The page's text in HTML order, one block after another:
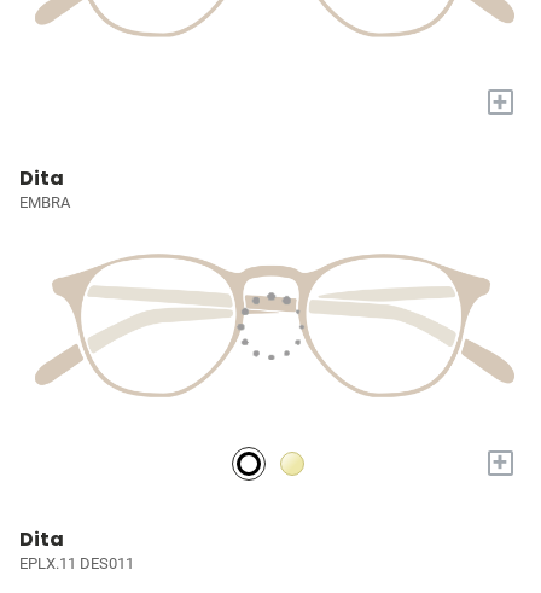
+
Dita
EMBRA
+
Dita
EPLX.11 DES011